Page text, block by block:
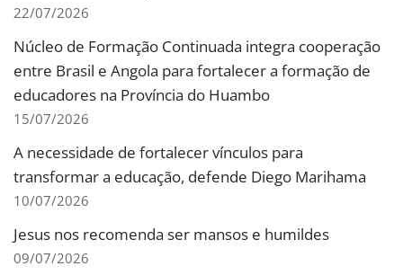
22/07/2026
Núcleo de Formação Continuada integra cooperação
entre Brasil e Angola para fortalecer a formação de
educadores na Província do Huambo
15/07/2026
A necessidade de fortalecer vínculos para
transformar a educação, defende Diego Marihama
10/07/2026
Jesus nos recomenda ser mansos e humildes
09/07/2026